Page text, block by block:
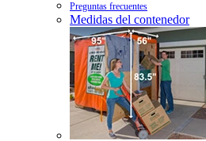
Preguntas frecuentes
Medidas del contenedor